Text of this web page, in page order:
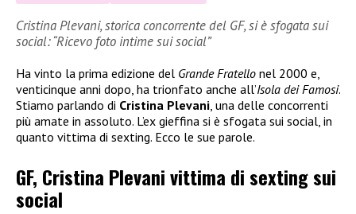
Cristina Plevani, storica concorrente del GF, si è sfogata sui
social: “Ricevo foto intime sui social”
Ha vinto la prima edizione del Grande Fratello nel 2000 e,
venticinque anni dopo, ha trionfato anche all’Isola dei Famosi.
Stiamo parlando di Cristina Plevani , una delle concorrenti
più amate in assoluto. L’ex gieffina si è sfogata sui social, in
quanto vittima di sexting. Ecco le sue parole.
GF, Cristina Plevani vittima di sexting sui
social